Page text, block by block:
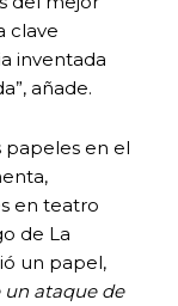
clave
inventada
añade.
papeles en el
en teatro
de La
un papel,
un ataque de